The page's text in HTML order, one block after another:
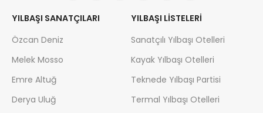
YILBAŞI SANATÇILARI
Özcan Deniz
Melek Mosso
Emre Altuğ
Derya Uluğ
YILBAŞI LISTELERI
Sanatçılı Yılbaşı Otelleri
Kayak Yılbaşı Otelleri
Teknede Yılbaşı Partisi
Termal Yılbaşı Otelleri